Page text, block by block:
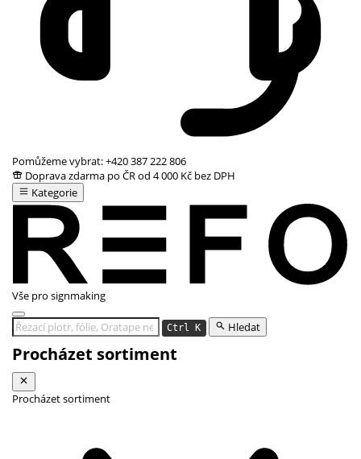
Pomůžeme vybrat:+420 387 222 806
Doprava zdarma po ČR od 4 000 Kč bez DPH
Kategorie
Vše pro signmaking
Ctrl K Hledat
Procházet sortiment
Procházet sortiment